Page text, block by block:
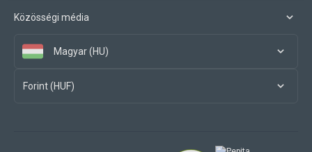
Közösségi média
Magyar (HU)
Forint (HUF)